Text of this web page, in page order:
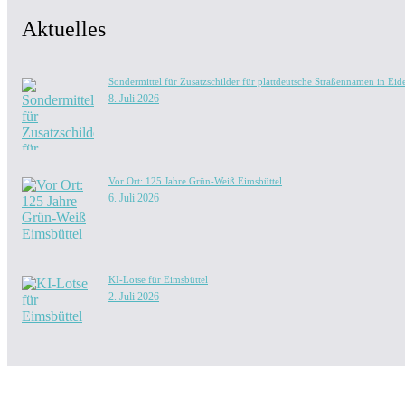
Aktuelles
Sondermittel für Zusatzschilder für plattdeutsche Straßennamen in
8. Juli 2026
Vor Ort: 125 Jahre Grün-Weiß Eimsbüttel
6. Juli 2026
KI-Lotse für Eimsbüttel
2. Juli 2026